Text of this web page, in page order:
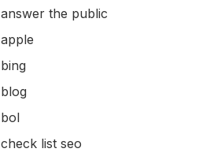
answer the public
apple
bing
blog
bol
check list seo